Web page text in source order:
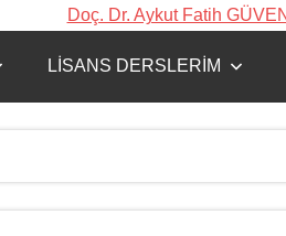
LISANS DERSLERIM